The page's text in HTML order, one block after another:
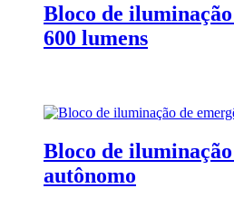
Bloco de
600 lumens
Bloco de
autônomo